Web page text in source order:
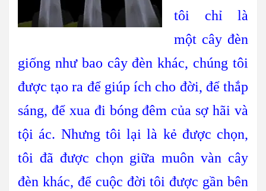
tôi chỉ là
một cây đèn
giống như bao cây đèn khác, chúng tôi
được tạo ra để giúp ích cho đời, để thắp
sáng, để xua đi bóng đêm của sợ hãi và
tội ác. Nhưng tôi lại là kẻ được chọn,
tôi đã được chọn giữa muôn vàn cây
đèn khác, để cuộc đời tôi được gần bên